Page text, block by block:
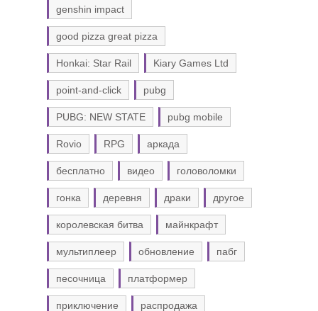
genshin impact
good pizza great pizza
Honkai: Star Rail Kiary Games Ltd
point-and-click pubg
PUBG: NEW STATE pubg mobile
Rovio RPG аркада
бесплатно видео головоломки
гонка деревня драки другое
королевская битва майнкрафт
мультиплеер обновление пабг
песочница платформер
приключение распродажа